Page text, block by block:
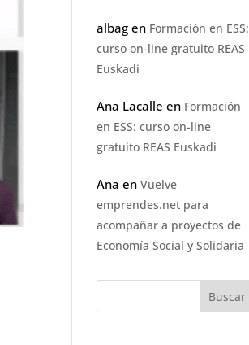
albag en Formación en ESS:
curso on-line gratuito REAS
Euskadi
Ana Lacalle en Formación
en ESS: curso on-line
gratuito REAS Euskadi
Ana enVuelve
emprendes.net para
acompañar a proyectos de
Economía Social y Solidaria